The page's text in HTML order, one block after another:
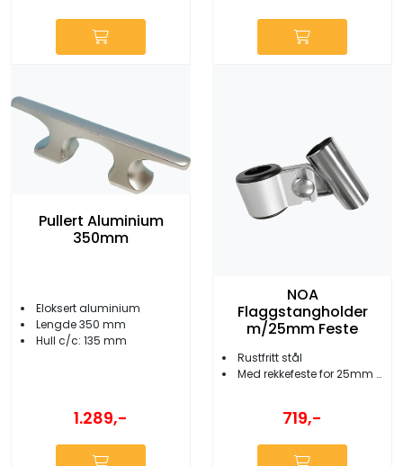
Pullert Aluminium
350mm
Eloksert aluminium
Lengde 350 mm
Hull c/c: 135 mm
1.289,-
NOA
Flaggstangholder
m/25mm Feste
Rustfritt stål
Med rekkefeste for 25mm rør
719,-